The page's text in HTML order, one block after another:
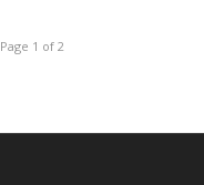
Page 1 of 2